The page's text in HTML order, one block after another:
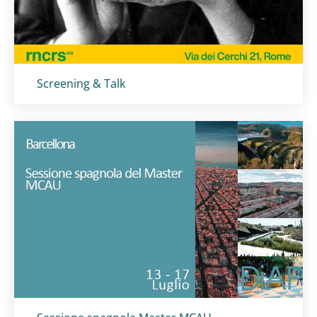
Titolo card:
Screening & Talk